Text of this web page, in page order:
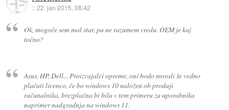
::22. jan 2015, 08:42
Ok, mogoče sem mal star, pa ne razumem vredu. OEM je kaj
točno?
Asus, HP, Dell... Proizvajalci opreme, oni bodo morali še vedno
plačati licenco, če bo windows 10 naložen ob prodaji
računalnika, brezplačna bi bila v tem primeru za uporabnika
naprimer nadgradnja na windows 11.